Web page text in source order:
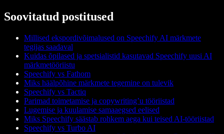
Soovitatud postitused
Millised ekspordivõimalused on Speechify AI märkmete
tegijas saadaval
Kuidas õpilased ja spetsialistid kasutavad Speechify uusi AI
märkmetööriistu
Speechify vs Fathom
Miks häälpõhine märkmete tegemine on tulevik
Speechify vs Tactiq
Parimad toimetamise ja copywriting’u tööriistad
Lugemise ja kuulamise samaaegsed eelised
Miks Speechify säästab rohkem aega kui teised AI-tööriistad
Speechify vs Turbo AI